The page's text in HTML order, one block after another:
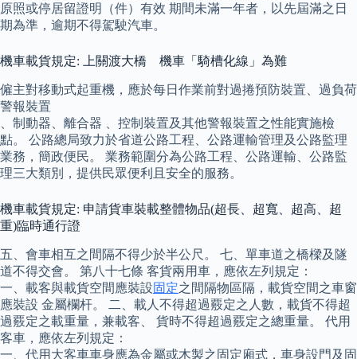
原照或停居留證明（件）有效 期間未滿一年者，以先屆滿之日
期為準，逾期不得駕駛汽車。
機車載貨規定: 上關渡大橋 機車「騎槽化線」為難
僱主對移動式起重機，應於每日作業前對過捲預防裝置、過負荷
警報裝置
、制動器、離合器 、控制裝置及其他警報裝置之性能實施檢
點。 公路總局致力於省道公路工程、公路運輸管理及公路監理
業務，簡政便民。 業務範圍分為公路工程、公路運輸、公路監
理三大類別，提供民眾便利且安全的服務。
機車載貨規定: 申請貨車裝載整體物品(超長、超寬、超高、超
重)臨時通行證
五、會車相互之間隔不得少於半公尺。 七、單車道之橋樑及隧
道不得交會。 第八十七條 客貨兩用車，應依左列規定：
一、載客與載貨空間應裝設固定之間隔物區隔，載貨空間之車窗
應裝設 金屬欄杆。 二、載人不得超過覈定之人數，載貨不得超
過覈定之載重量，兼載客、 貨時不得超過覈定之總重量。 代用
客車，應依左列規定：
一、代用大客車車身應為金屬或木製之固定廂式，車身設門及固